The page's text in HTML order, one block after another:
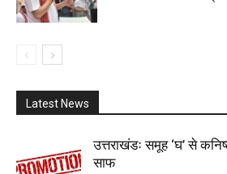
Latest News
उत्तराखंडः समूह ‘घ’ से
साफ